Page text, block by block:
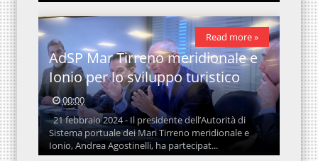
AdSP Mar Tirreno meridionale e
Ionio per lo sviluppo turistico
00:00
21 febbraio 2024 - Il presidente dell’Autorità di
Sistema portuale dei Mari Tirreno meridionale e
Ionio, Andrea Agostinelli, ha partecipat...
Read more »